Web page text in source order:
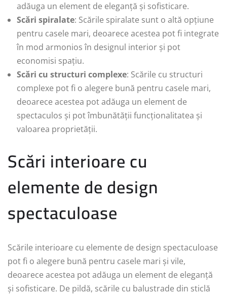
adăuga un element de eleganță și sofisticare.
Scări spiralate: Scările spiralate sunt o altă opțiune
pentru casele mari, deoarece acestea pot fi integrate
în mod armonios în designul interior și pot
economisi spațiu.
Scări cu structuri complexe: Scările cu structuri
complexe pot fi o alegere bună pentru casele mari,
deoarece acestea pot adăuga un element de
spectaculos și pot îmbunătății funcționalitatea și
valoarea proprietății.
Scări interioare cu
elemente de design
spectaculoase
Scările interioare cu elemente de design spectaculoase
pot fi o alegere bună pentru casele mari și vile,
deoarece acestea pot adăuga un element de eleganță
și sofisticare. De pildă, scările cu balustrade din sticlă